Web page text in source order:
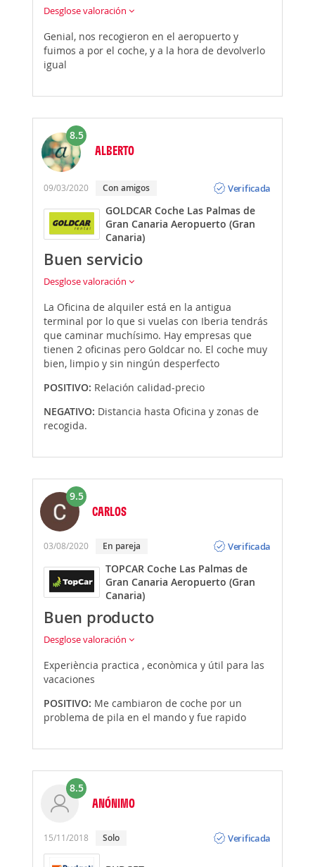
Desglose valoración
Genial, nos recogieron en el aeropuerto y
fuimos a por el coche, y a la hora de devolverlo
igual
8.5
ALBERTO
09/03/2020 Con amigos
Verificada
GOLDCAR Coche Las Palmas de
Gran Canaria Aeropuerto (Gran
Canaria)
Buen servicio
Desglose valoración
La Oficina de alquiler está en la antigua
terminal por lo que si vuelas con Iberia tendrás
que caminar muchísimo. Hay empresas que
tienen 2 oficinas pero Goldcar no. El coche muy
bien, limpio y sin ningún desperfecto
POSITIVO: Relación calidad-precio
NEGATIVO: Distancia hasta Oficina y zonas de
recogida.
9.5
CARLOS
03/08/2020 En pareja
Verificada
TOPCAR Coche Las Palmas de
Gran Canaria Aeropuerto (Gran
Canaria)
Buen producto
Desglose valoración
Experiència practica , econòmica y útil para las
vacaciones
POSITIVO: Me cambiaron de coche por un
problema de pila en el mando y fue rapido
8.5
ANÓNIMO
15/11/2018 Solo
Verificada